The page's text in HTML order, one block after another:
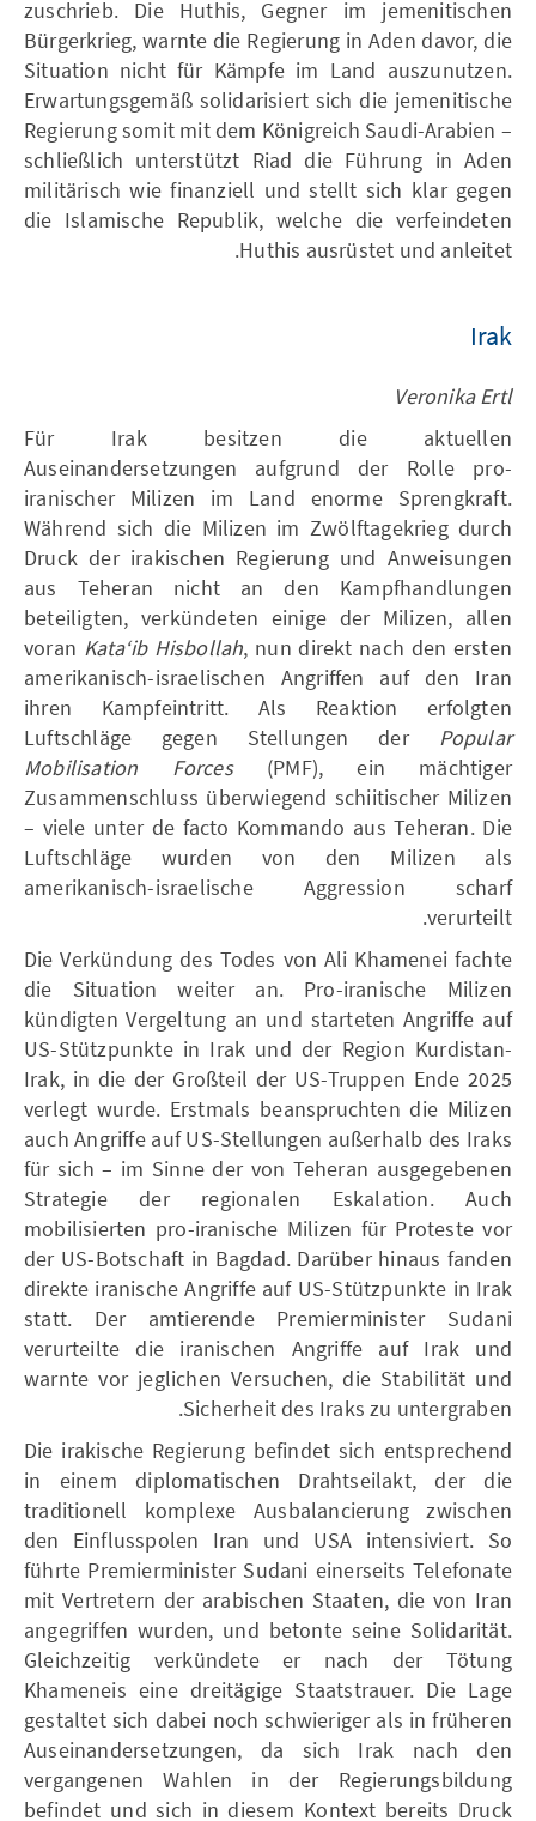
zuschrieb. Die Huthis, Gegner im jemenitischen
Bürgerkrieg, warnte die Regierung in Aden davor, die
Situation nicht für Kämpfe im Land auszunutzen.
Erwartungsgemäß solidarisiert sich die jemenitische
Regierung somit mit dem Königreich Saudi-Arabien –
schließlich unterstützt Riad die Führung in Aden
militärisch wie finanziell und stellt sich klar gegen
die Islamische Republik, welche die verfeindeten
Huthis ausrüstet und anleitet.
Irak
Veronika Ertl
Für Irak besitzen die aktuellen
Auseinandersetzungen aufgrund der Rolle pro-
iranischer Milizen im Land enorme Sprengkraft.
Während sich die Milizen im Zwölftagekrieg durch
Druck der irakischen Regierung und Anweisungen
aus Teheran nicht an den Kampfhandlungen
beteiligten, verkündeten einige der Milizen, allen
voran Kata‘ib Hisbollah, nun direkt nach den ersten
amerikanisch-israelischen Angriffen auf den Iran
ihren Kampfeintritt. Als Reaktion erfolgten
Luftschläge gegen Stellungen der Popular
Mobilisation Forces(PMF), ein mächtiger
Zusammenschluss überwiegend schiitischer Milizen
– viele unter de facto Kommando aus Teheran. Die
Luftschläge wurden von den Milizen als
amerikanisch-israelische Aggression scharf
verurteilt.
Die Verkündung des Todes von Ali Khamenei fachte
die Situation weiter an. Pro-iranische Milizen
kündigten Vergeltung an und starteten Angriffe auf
US-Stützpunkte in Irak und der Region Kurdistan-
Irak, in die der Großteil der US-Truppen Ende 2025
verlegt wurde. Erstmals beanspruchten die Milizen
auch Angriffe auf US-Stellungen außerhalb des Iraks
für sich – im Sinne der von Teheran ausgegebenen
Strategie der regionalen Eskalation. Auch
mobilisierten pro-iranische Milizen für Proteste vor
der US-Botschaft in Bagdad. Darüber hinaus fanden
direkte iranische Angriffe auf US-Stützpunkte in Irak
statt. Der amtierende Premierminister Sudani
verurteilte die iranischen Angriffe auf Irak und
warnte vor jeglichen Versuchen, die Stabilität und
Sicherheit des Iraks zu untergraben.
Die irakische Regierung befindet sich entsprechend
in einem diplomatischen Drahtseilakt, der die
traditionell komplexe Ausbalancierung zwischen
den Einflusspolen Iran und USA intensiviert. So
führte Premierminister Sudani einerseits Telefonate
mit Vertretern der arabischen Staaten, die von Iran
angegriffen wurden, und betonte seine Solidarität.
Gleichzeitig verkündete er nach der Tötung
Khameneis eine dreitägige Staatstrauer. Die Lage
gestaltet sich dabei noch schwieriger als in früheren
Auseinandersetzungen, da sich Irak nach den
vergangenen Wahlen in der Regierungsbildung
befindet und sich in diesem Kontext bereits Druck